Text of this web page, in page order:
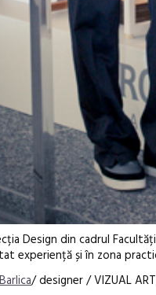
Design din cadrul
experiență și în zona
/ designer / VIZUAL